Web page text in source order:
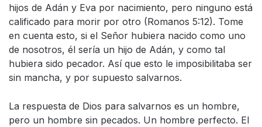
hijos de Adán y Eva por nacimiento, pero ninguno está
calificado para morir por otro (Romanos 5:12). Tome
en cuenta esto, si el Señor hubiera nacido como uno
de nosotros, él sería un hijo de Adán, y como tal
hubiera sido pecador. Así que esto le imposibilitaba ser
sin mancha, y por supuesto salvarnos.
La respuesta de Dios para salvarnos es un hombre,
pero un hombre sin pecados. Un hombre perfecto. El